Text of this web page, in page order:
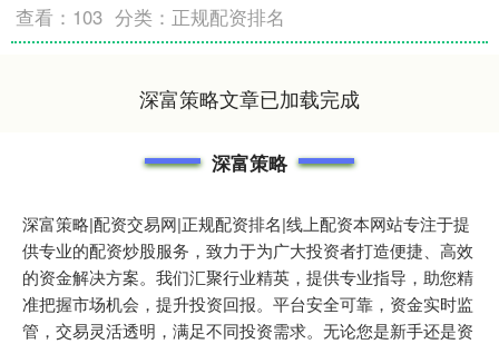
查看： 103 分类： 正规配资排名
深富策略文章已加载完成
深富策略
深富策略|配资交易网|正规配资排名|线上配资本网站专注于提
供专业的配资炒股服务，致力于为广大投资者打造便捷、高效
的资金解决方案。我们汇聚行业精英，提供专业指导，助您精
准把握市场机会，提升投资回报。平台安全可靠，资金实时监
管，交易灵活透明，满足不同投资需求。无论您是新手还是资